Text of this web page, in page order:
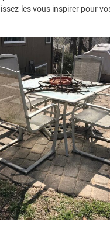
les vous inspirer pour